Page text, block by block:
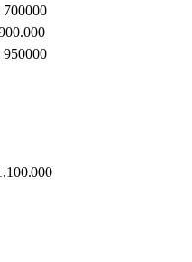
700000
950000